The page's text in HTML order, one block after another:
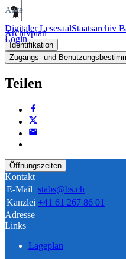
Digitaler LesesaalStaatsarchiv
Login
Akte
Archivplan
Identifikation
Zugangs- und
Teilen
Öffnungszeiten
Kontakt
E-Mail stabs@bs.ch
Kanzlei +41 61 267 86 01
Adresse
Links
Lageplan